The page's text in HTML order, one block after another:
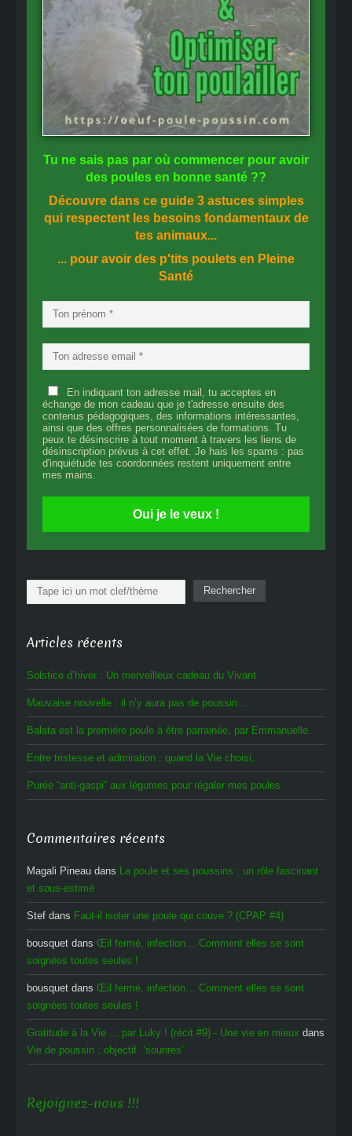
Tu ne sais pas par où commencer pour avoir
des poules en bonne santé ??
Découvre dans ce guide 3 astuces simples
qui respectent les besoins fondamentaux de
tes animaux...
... pour avoir des p'tits poulets en Pleine
Santé
En indiquant ton adresse mail, tu acceptes en
échange de mon cadeau que je t'adresse ensuite des
contenus pédagogiques, des informations intéressantes,
ainsi que des offres personnalisées de formations. Tu
peux te désinscrire à tout moment à travers les liens de
désinscription prévus à cet effet. Je hais les spams : pas
d'inquiétude tes coordonnées restent uniquement entre
mes mains.
Oui je le veux !
Rechercher Rechercher
Articles récents
Solstice d’hiver : Un merveilleux cadeau du Vivant
Mauvaise nouvelle : il n’y aura pas de poussin…
Balata est la première poule à être parrainée, par Emmanuelle.
Entre tristesse et admiration : quand la Vie choisi.
Purée “anti-gaspi” aux légumes pour régaler mes poules
Commentaires récents
Magali Pineau dans
La poule et ses poussins : un rôle fascinant
et sous-estimé
Stef dans Faut-il isoler une poule qui couve ? (CPAP #4)
bousquet dans Œil fermé, infection… Comment elles se sont
soignées toutes seules !
bousquet dans Œil fermé, infection… Comment elles se sont
soignées toutes seules !
Gratitude à la Vie ... par Luky ! (récit #9) - Une vie en mieux dans
Vie de poussin : objectif ‘sourires’
Rejoignez-nous !!!